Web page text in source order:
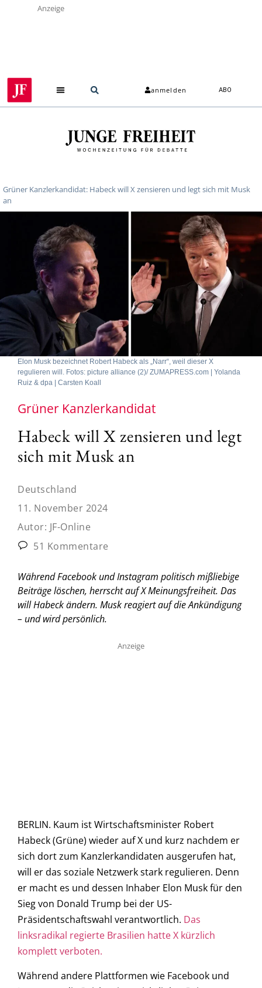
Anzeige
anmelden ABO
Grüner Kanzlerkandidat: Habeck will X zensieren und legt sich mit Musk
an
Elon Musk bezeichnet Robert Habeck als „Narr“, weil dieser X
regulieren will. Fotos: picture alliance (2)/ ZUMAPRESS.com | Yolanda
Ruiz & dpa | Carsten Koall
Grüner Kanzlerkandidat
Habeck will X zensieren und legt
sich mit Musk an
Deutschland
11. November 2024
Autor: JF-Online
51 Kommentare
Während Facebook und Instagram politisch mißliebige
Beiträge löschen, herrscht auf X Meinungsfreiheit. Das
will Habeck ändern. Musk reagiert auf die Ankündigung
– und wird persönlich.
Anzeige
BERLIN. Kaum ist Wirtschaftsminister Robert
Habeck (Grüne) wieder auf X und kurz nachdem er
sich dort zum Kanzlerkandidaten ausgerufen hat,
will er das soziale Netzwerk stark regulieren. Denn
er macht es und dessen Inhaber Elon Musk für den
Sieg von Donald Trump bei der US-
Präsidentschaftswahl verantwortlich. Das
linksradikal regierte Brasilien hatte X kürzlich
komplett verboten.
Während andere Plattformen wie Facebook und